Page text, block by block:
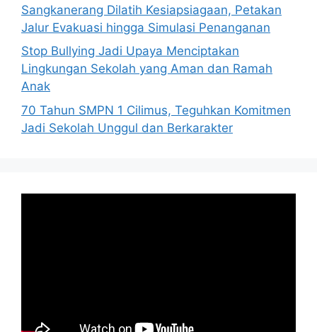
Sangkanerang Dilatih Kesiapsiagaan, Petakan
Jalur Evakuasi hingga Simulasi Penanganan
Stop Bullying Jadi Upaya Menciptakan
Lingkungan Sekolah yang Aman dan Ramah
Anak
70 Tahun SMPN 1 Cilimus, Teguhkan Komitmen
Jadi Sekolah Unggul dan Berkarakter